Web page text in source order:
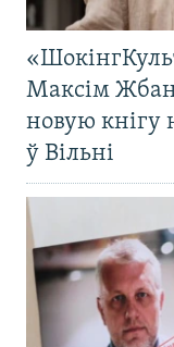
Максім
новую кнігу
ў Вільні